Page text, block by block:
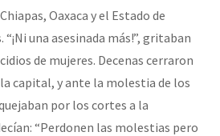
Oaxaca y el Estado de
una asesinada más!”, gritaban
de mujeres. Decenas cerraron
capital, y ante la molestia de los
por los cortes a la
“Perdonen las molestias pero